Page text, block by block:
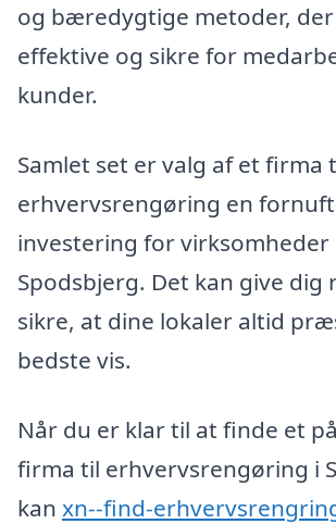
og bæredygtige metoder,
effektive og sikre for
kunder.
Samlet set er valg af et firma
erhvervsrengøring en
investering for virksomheder
Spodsbjerg. Det kan give dig
sikre, at dine lokaler altid
bedste vis.
Når du er klar til at finde et
firma til erhvervsrengøring i
kan xn--find-